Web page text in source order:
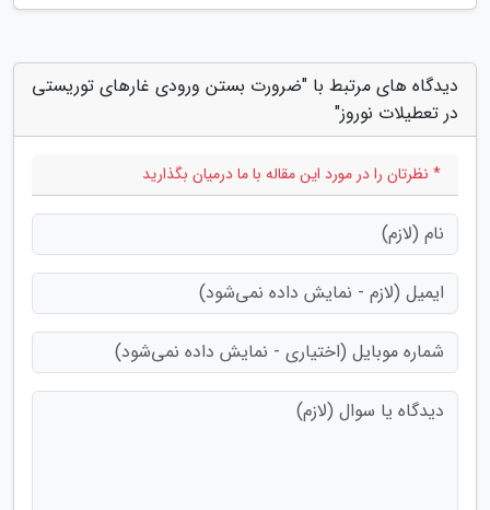
دیدگاه های مرتبط با "ضرورت بستن ورودی غارهای توریستی
در تعطیلات نوروز"
* نظرتان را در مورد این مقاله با ما درمیان بگذارید